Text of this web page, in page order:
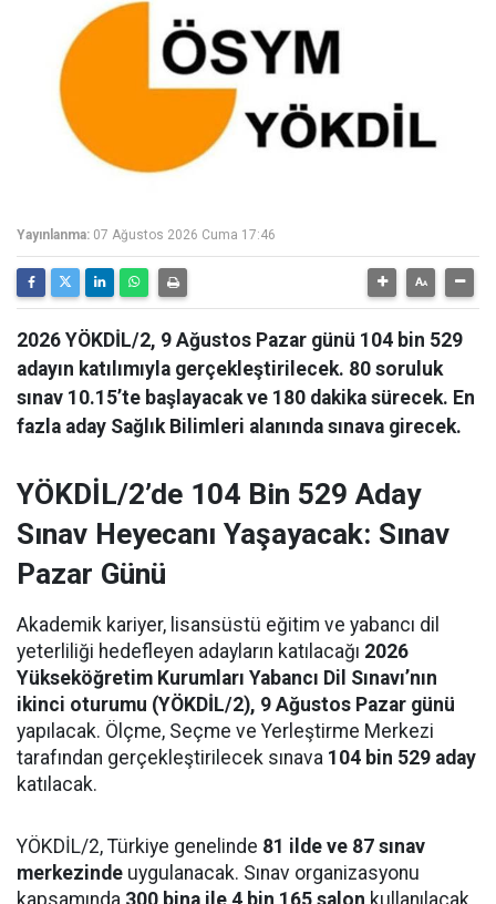
Yayınlanma: 07 Ağustos 2026 Cuma 17:46
2026 YÖKDİL/2, 9 Ağustos Pazar günü 104 bin 529
adayın katılımıyla gerçekleştirilecek. 80 soruluk
sınav 10.15’te başlayacak ve 180 dakika sürecek. En
fazla aday Sağlık Bilimleri alanında sınava girecek.
YÖKDİL/2’de 104 Bin 529 Aday
Sınav Heyecanı Yaşayacak: Sınav
Pazar Günü
Akademik kariyer, lisansüstü eğitim ve yabancı dil
yeterliliği hedefleyen adayların katılacağı 2026
Yükseköğretim Kurumları Yabancı Dil Sınavı’nın
ikinci oturumu (YÖKDİL/2), 9 Ağustos Pazar günü
yapılacak. Ölçme, Seçme ve Yerleştirme Merkezi
tarafından gerçekleştirilecek sınava 104 bin 529 aday
katılacak.
YÖKDİL/2, Türkiye genelinde 81 ilde ve 87 sınav
merkezinde uygulanacak. Sınav organizasyonu
kapsamında 300 bina ile 4 bin 165 salon kullanılacak.